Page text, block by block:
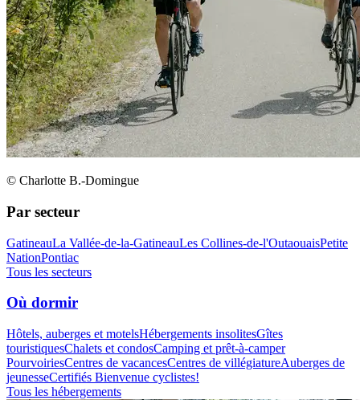
© Charlotte B.-Domingue
Par secteur
GatineauLa Vallée-de-la-GatineauLes Collines-de-l'OutaouaisPetite
NationPontiac
Tous les secteurs
Où dormir
Hôtels, auberges et motelsHébergements insolitesGîtes
touristiquesChalets et condosCamping et prêt-à-camper
PourvoiriesCentres de vacancesCentres de villégiatureAuberges de
jeunesseCertifiés Bienvenue cyclistes!
Tous les hébergements